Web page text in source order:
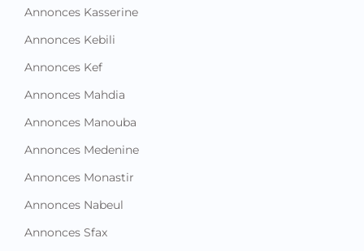
Annonces Kasserine
Annonces Kebili
Annonces Kef
Annonces Mahdia
Annonces Manouba
Annonces Medenine
Annonces Monastir
Annonces Nabeul
Annonces Sfax